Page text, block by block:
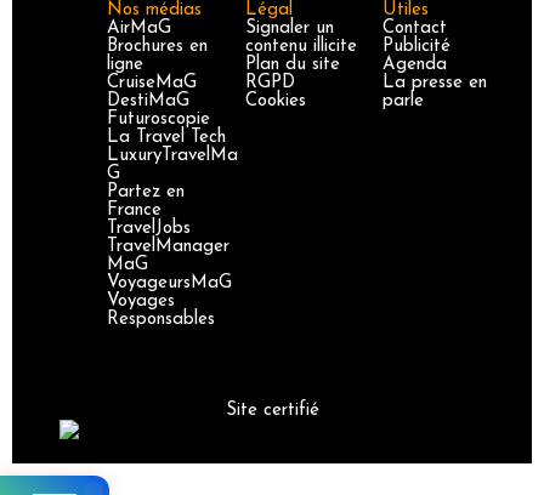
Nos médias
AirMaG
Brochures en
ligne
CruiseMaG
DestiMaG
Futuroscopie
La Travel Tech
LuxuryTravelMa
G
Partez en
France
TravelJobs
TravelManager
MaG
VoyageursMaG
Voyages
Responsables
Légal
Signaler un
contenu illicite
Plan du site
RGPD
Cookies
Utiles
Contact
Publicité
Agenda
La presse en
parle
Site certifié